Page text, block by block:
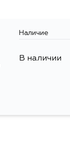
Наличие
В наличии